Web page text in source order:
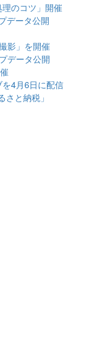
のコツ」開催
データ公開
影」を開催
データ公開
4月6日に配信
と納税」